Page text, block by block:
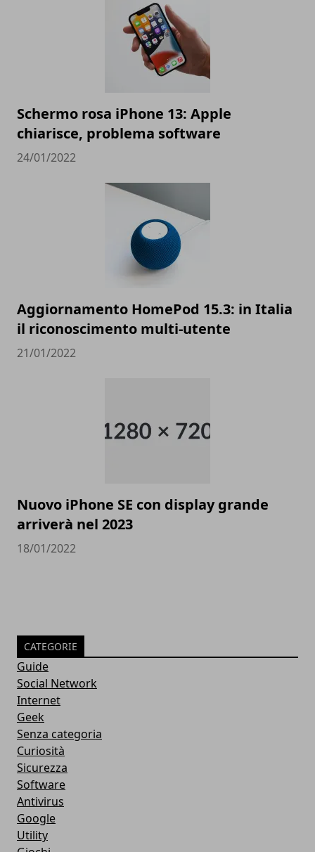
Schermo rosa iPhone 13: Apple
chiarisce, problema software
24/01/2022
Aggiornamento HomePod 15.3: in Italia
il riconoscimento multi-utente
21/01/2022
Nuovo iPhone SE con display grande
arriverà nel 2023
18/01/2022
CATEGORIE
Guide
Social Network
Internet
Geek
Senza categoria
Curiosità
Sicurezza
Software
Antivirus
Google
Utility